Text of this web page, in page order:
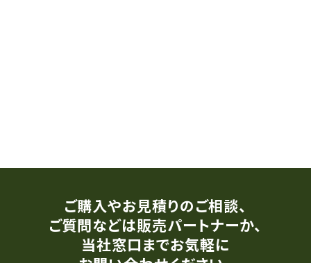
ご購入やお見積りのご相談、
ご質問などは販売パートナーか、
当社窓口までお気軽に